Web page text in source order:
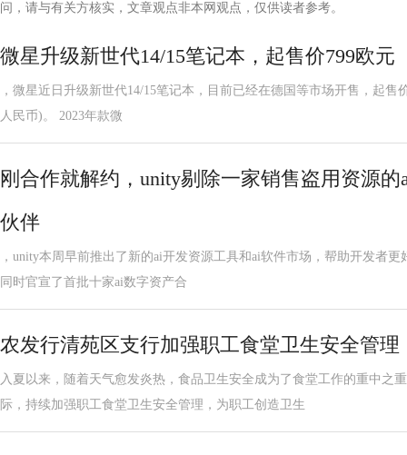
问，请与有关方核实，文章观点非本网观点，仅供读者参考。
微星升级新世代14/15笔记本，起售价799欧元
，微星近日升级新世代14/15笔记本，目前已经在德国等市场开售，起售
人民币)。 2023年款微
刚合作就解约，unity剔除一家销售盗用资源
伙伴
，unity本周早前推出了新的ai开发资源工具和ai软件市场，帮助开发者
同时官宣了首批十家ai数字资产合
农发行清苑区支行加强职工食堂卫生安全管理
入夏以来，随着天气愈发炎热，食品卫生安全成为了食堂工作的重中之
际，持续加强职工食堂卫生安全管理，为职工创造卫生